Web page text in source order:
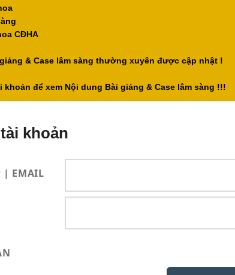
CĐHA
& Case lâm sàng thường xuyên được cập nhật !
để xem Nội dung Bài giảng & Case lâm sàng !!!
khoản
| EMAIL